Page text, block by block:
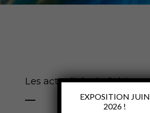
Les actualités de Sabine
EXPOSITION JUIN
2026 !